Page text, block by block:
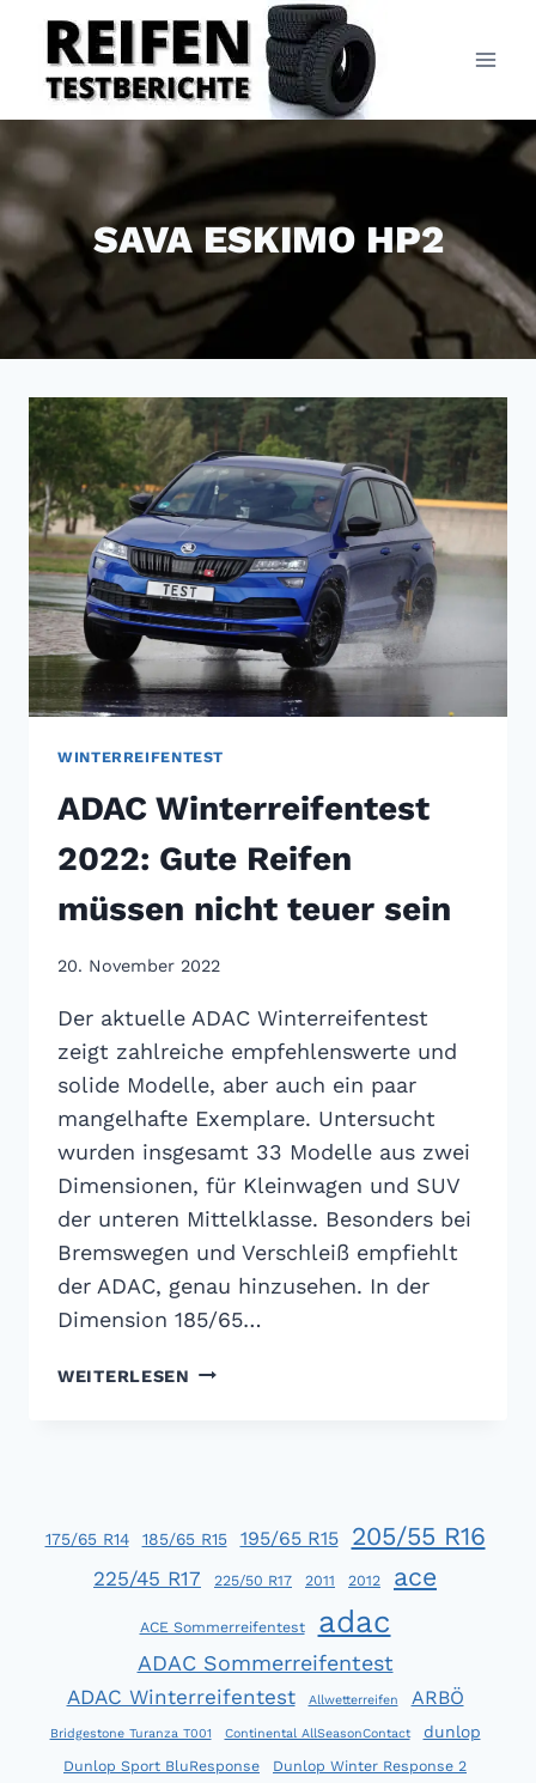
Inhalt
springen
SAVA ESKIMO HP2
WINTERREIFENTEST
ADAC Winterreifentest
2022: Gute Reifen
müssen nicht teuer sein
20. November 2022
Der aktuelle ADAC Winterreifentest
zeigt zahlreiche empfehlenswerte und
solide Modelle, aber auch ein paar
mangelhafte Exemplare. Untersucht
wurden insgesamt 33 Modelle aus zwei
Dimensionen, für Kleinwagen und SUV
der unteren Mittelklasse. Besonders bei
Bremswegen und Verschleiß empfiehlt
der ADAC, genau hinzusehen. In der
Dimension 185/65…
WEITERLESEN ADAC
NICHT
SEIN
175/65 R14 185/65 R15 195/65 R15 205/55 R16
225/45 R17 225/50 R17 2011 2012 ace
ACE Sommerreifentest adac
ADAC Sommerreifentest
ADAC Winterreifentest Allwetterreifen ARBÖ
Bridgestone Turanza T001 Continental AllSeasonContact dunlop
Dunlop Sport BluResponse
Dunlop Winter Response 2